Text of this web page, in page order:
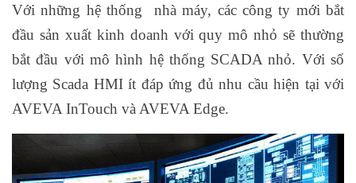
Với những hệ thống nhà máy, các công ty mới bắt
đầu sản xuất kinh doanh với quy mô nhỏ sẽ thường
bắt đầu với mô hình hệ thống SCADA nhỏ. Với số
lượng Scada HMI ít đáp ứng đủ nhu cầu hiện tại với
AVEVA InTouch và AVEVA Edge.